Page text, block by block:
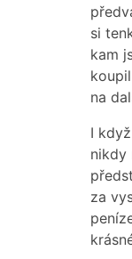
si
kam
na
I
nikdy
za